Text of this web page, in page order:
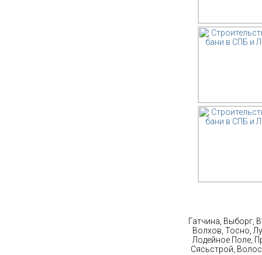
Гатчина, Выборг,
Волхов, Тосно,
Лодейное Поле,
Сясьстрой,